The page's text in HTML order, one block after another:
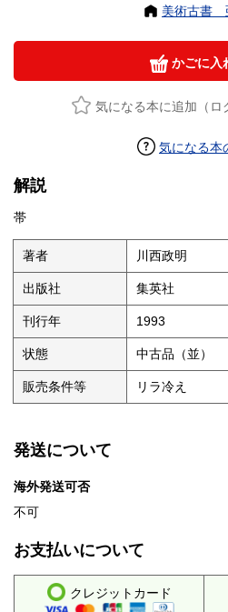
美術古書
かごに入
気になる本に追加（ロ
気になる本
解説
帯
著者 川西政明
出版社 集英社
刊行年 1993
状態 中古品（並）
販売条件等 リラ冷え
発送について
海外発送可否
不可
お支払いについて
クレジットカード